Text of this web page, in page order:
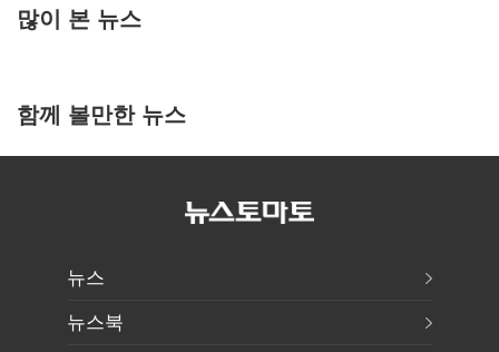
많이 본 뉴스
함께 볼만한 뉴스
뉴스
뉴스북